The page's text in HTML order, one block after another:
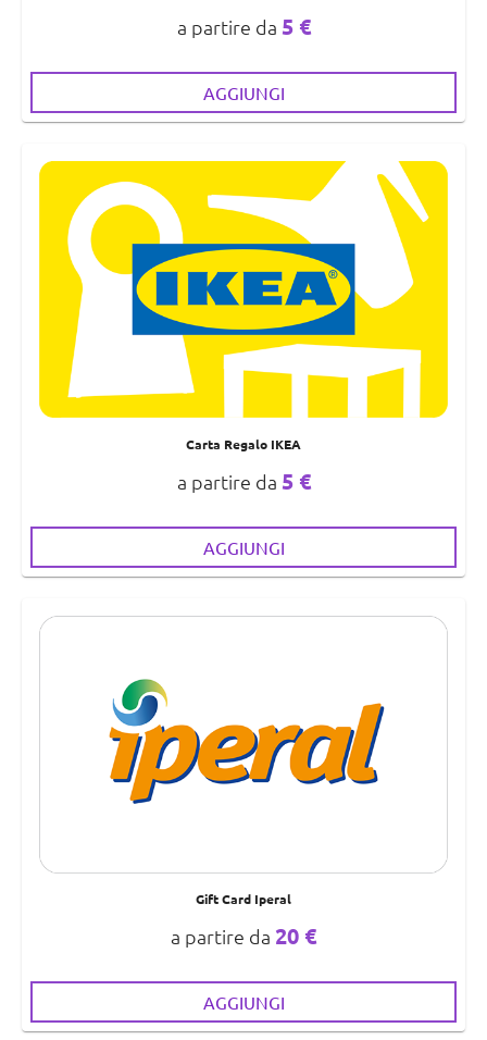
a partire da 5 €
AGGIUNGI
Carta Regalo IKEA
a partire da 5 €
AGGIUNGI
Gift Card Iperal
a partire da 20 €
AGGIUNGI